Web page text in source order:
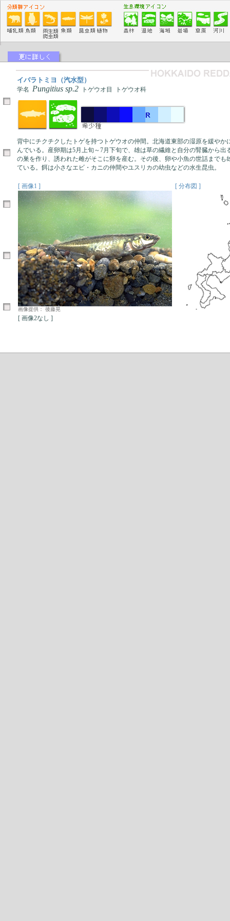
イバラトミヨ（汽水型）
学名 Pungitius sp.2 トゲウオ目 トゲウオ科
背中にチクチクしたトゲを持つトゲウオの仲間。北海道東部の湿原を緩やか
んでいる。産卵期は5月上旬～7月下旬で、雄は草の繊維と自分の腎臓から
の巣を作り、誘われた雌がそこに卵を産む。その後、卵や小魚の世話までも
ている。餌は小さなエビ・カニの仲間やユスリカの幼虫などの水生昆虫。
[ 画像1 ]
画像提供： 後藤晃
[ 分布図 ]
[ 画像2なし ]